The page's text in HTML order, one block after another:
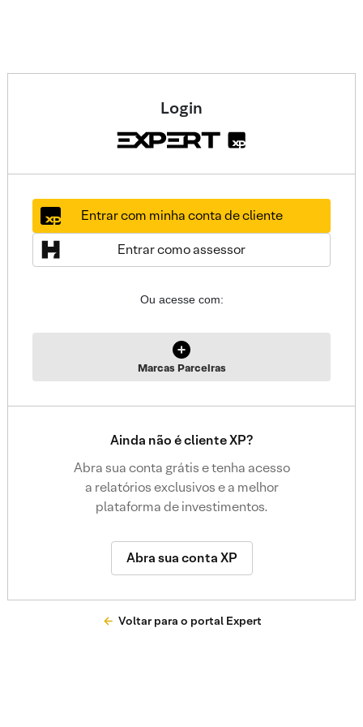
Login
Entrar com minha conta de cliente
Entrar como assessor
Ou acesse com:
Marcas Parceiras
Ainda não é cliente XP?
Abra sua conta grátis e tenha acesso
a relatórios exclusivos e a melhor
plataforma de investimentos.
Abra sua conta XP
Voltar para o portal Expert